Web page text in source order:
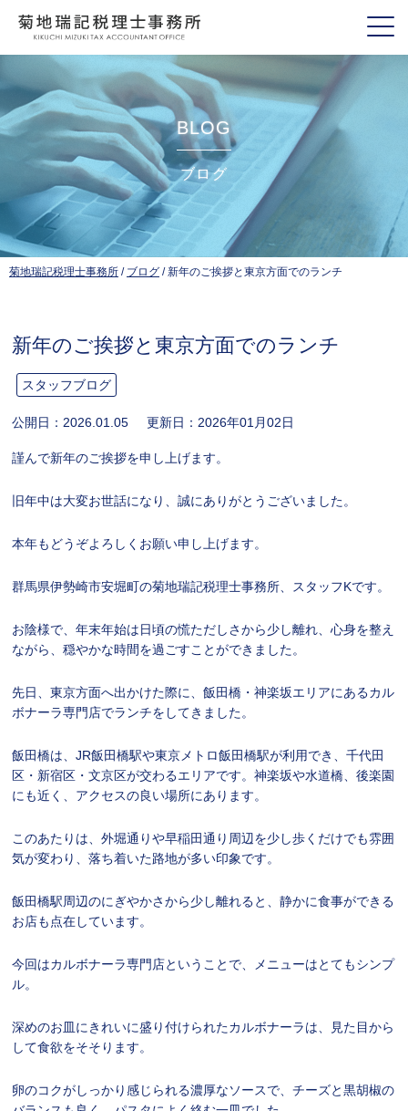
BLOG
ブログ
菊地瑞記税理士事務所 / ブログ /新年のご挨拶と東京方面でのランチ
新年のご挨拶と東京方面でのランチ
スタッフブログ
公開日： 2026.01.05 更新日： 2026年01月02日
謹んで新年のご挨拶を申し上げます。
旧年中は大変お世話になり、誠にありがとうございました。
本年もどうぞよろしくお願い申し上げます。
群馬県伊勢崎市安堀町の菊地瑞記税理士事務所、スタッフKです。
お陰様で、年末年始は日頃の慌ただしさから少し離れ、心身を整え
ながら、穏やかな時間を過ごすことができました。
先日、東京方面へ出かけた際に、飯田橋・神楽坂エリアにあるカル
ボナーラ専門店でランチをしてきました。
飯田橋は、JR飯田橋駅や東京メトロ飯田橋駅が利用でき、千代田
区・新宿区・文京区が交わるエリアです。神楽坂や水道橋、後楽園
にも近く、アクセスの良い場所にあります。
このあたりは、外堀通りや早稲田通り周辺を少し歩くだけでも雰囲
気が変わり、落ち着いた路地が多い印象です。
飯田橋駅周辺のにぎやかさから少し離れると、静かに食事ができる
お店も点在しています。
今回はカルボナーラ専門店ということで、メニューはとてもシンプ
ル。
深めのお皿にきれいに盛り付けられたカルボナーラは、見た目から
して食欲をそそります。
卵のコクがしっかり感じられる濃厚なソースで、チーズと黒胡椒の